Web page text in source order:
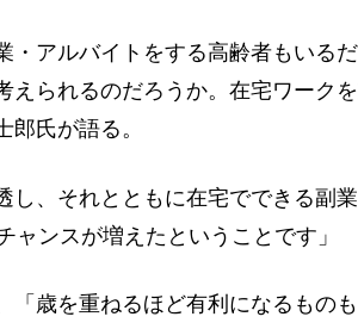
アルバイトをする高齢者もいる
えられるのだろうか。在宅ワーク
氏が語る。
し、それとともに在宅でできる副
ンスが増えたということです」
歳を重ねるほど有利になるもの